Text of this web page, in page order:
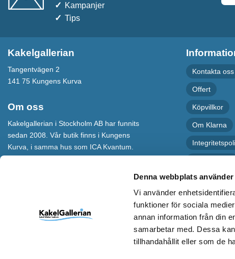
Denna webbplats
Vi använder
funktioner för sociala
annan information från din
samarbetar med. Dessa
tillhandahållit eller som de
Kampanjer
Tips
Kakelgallerian
Tangentvägen 2
141 75 Kungens Kurva
Om oss
Kakelgallerian i Stockholm AB har funnits
sedan 2008. Vår butik finns i Kungens
Kurva, i samma hus som ICA Kvantum.
kommer till vår butik eller besöker vår
webbshop ska bli inspirerade till nya och
Kontakta oss
Offert
Köpvillkor
Om Klarna